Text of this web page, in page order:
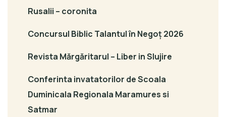
Rusalii – coronita
Concursul Biblic Talantul în Negoț 2026
Revista Mărgăritarul – Liber in Slujire
Conferinta invatatorilor de Scoala
Duminicala Regionala Maramures si
Satmar